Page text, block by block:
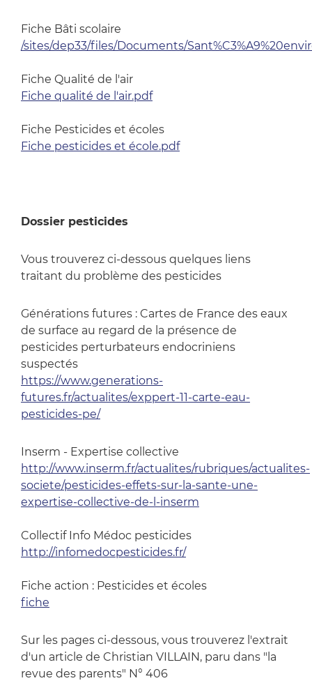
Fiche Bâti scolaire
/sites/dep33/files/Documents/
Fiche Qualité de l'air
Fiche qualité de l'air.pdf
Fiche Pesticides et écoles
Fiche pesticides et école.pdf
Dossier pesticides
Vous trouverez ci-dessous quelques liens
traitant du problème des pesticides
Générations futures : Cartes de France des eaux
de surface au regard de la présence de
pesticides perturbateurs endocriniens
suspectés
https://www.generations-
futures.fr/actualites/exppert-11-carte-eau-
pesticides-pe/
Inserm - Expertise collective
http://www.inserm.fr/actualites/rubriques/actualites-
societe/pesticides-effets-sur-la-sante-une-
expertise-collective-de-l-inserm
Collectif Info Médoc pesticides
http://infomedocpesticides.fr/
Fiche action : Pesticides et écoles
fiche
Sur les pages ci-dessous, vous trouverez l'extrait
d'un article de Christian VILLAIN, paru dans "la
revue des parents" N° 406